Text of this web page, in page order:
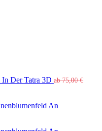
Der Tatra 3D ab75,00€